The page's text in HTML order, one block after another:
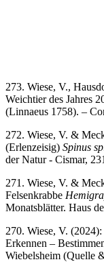
273. Wiese, V.,
Weichtier des Jahres
(Linnaeus 1758). –
272. Wiese, V. &
(Erlenzeisig) Spinus
der Natur - Cismar,
271. Wiese, V. &
Felsenkrabbe
Monatsblätter. Haus
270. Wiese, V.
Erkennen –
Wiebelsheim (Quelle